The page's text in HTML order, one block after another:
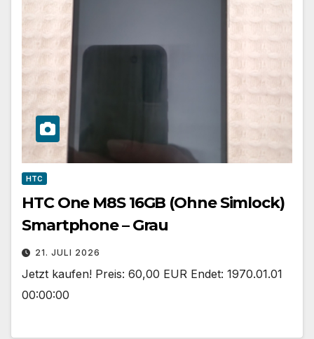
HTC
HTC One M8S 16GB (Ohne Simlock)
Smartphone – Grau
21. JULI 2026
Jetzt kaufen! Preis: 60,00 EUR Endet: 1970.01.01
00:00:00